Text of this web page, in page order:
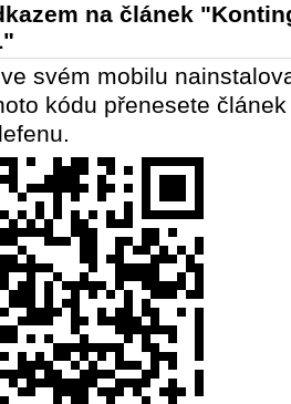
na článek
svém mobilu
kódu přenesete